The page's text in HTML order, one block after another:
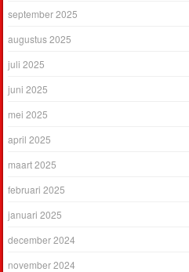
september 2025
augustus 2025
juli 2025
juni 2025
mei 2025
april 2025
maart 2025
februari 2025
januari 2025
december 2024
november 2024